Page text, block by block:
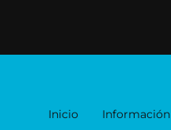
Inicio Información